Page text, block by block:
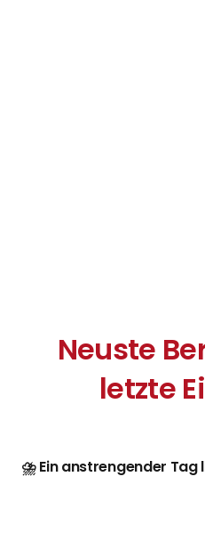
Neuste
letzte
⛈️ Ein anstrengender Tag